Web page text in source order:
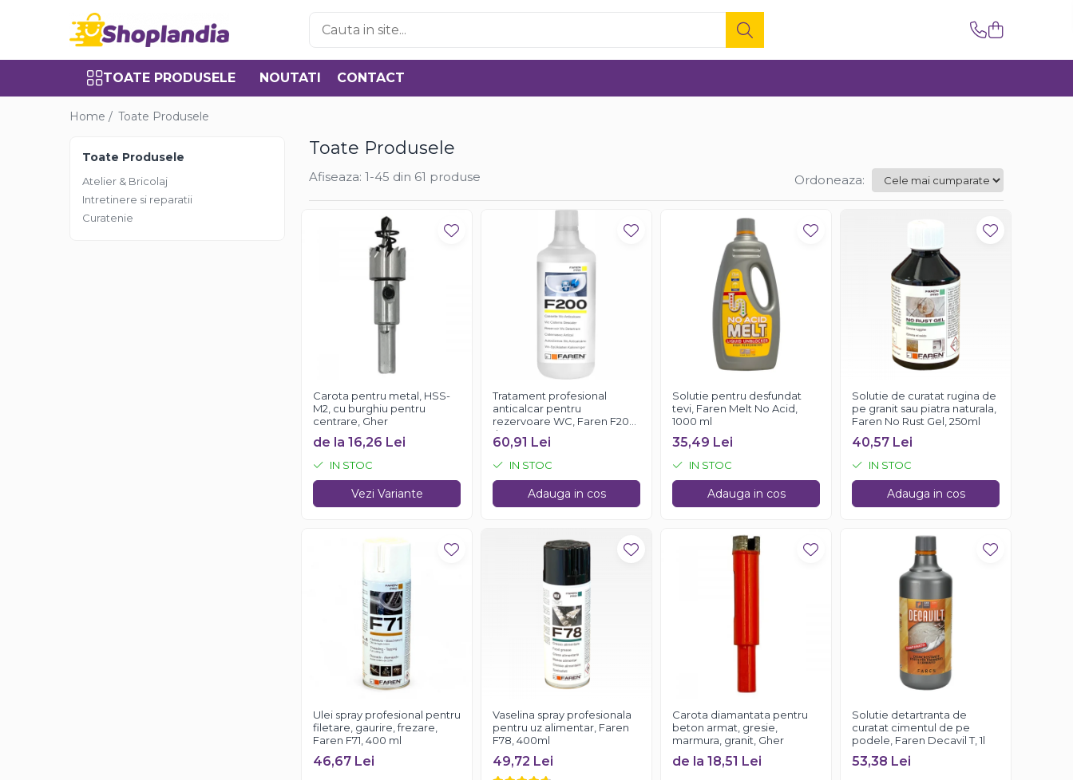
Toate Produsele
Atelier & Bricolaj
Role abrazive
Cutite si placute amovibile
TOATE PRODUSELE NOUTATI CONTACT
Home / Toate Produsele
Toate Produsele
Toate Produsele
Atelier & Bricolaj
Intretinere si reparatii
Curatenie
Afiseaza: 1-45 din 61 produse Ordoneaza:
Carota pentru metal, HSS-
M2, cu burghiu pentru
centrare, Gher
de la 16,26 Lei
IN STOC
Vezi Variante
Tratament profesional
anticalcar pentru
rezervoare WC, Faren F200,
1l
60,91 Lei
IN STOC
Adauga in cos
Solutie pentru desfundat
tevi, Faren Melt No Acid,
1000 ml
35,49 Lei
IN STOC
Adauga in cos
Solutie de curatat rugina de
pe granit sau piatra naturala,
Faren No Rust Gel, 250ml
40,57 Lei
IN STOC
Adauga in cos
Ulei spray profesional pentru
filetare, gaurire, frezare,
Faren F71, 400 ml
46,67 Lei
Vaselina spray profesionala
pentru uz alimentar, Faren
F78, 400ml
49,72 Lei
Carota diamantata pentru
beton armat, gresie,
marmura, granit, Gher
de la 18,51 Lei
Solutie detartranta de
curatat cimentul de pe
podele, Faren Decavil T, 1l
53,38 Lei